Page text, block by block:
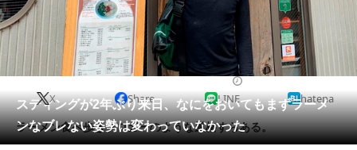
グルメ 地域
住まい 教育・育児
リサーチ
会員記事
メディア
スティングが2年ぶり来日、なにをおいてもまずラーメ
ンなブレない姿勢は変わっていなかった
X Share LINE hatena
ラーメン食べ歩きブロガーのような風格すらある。